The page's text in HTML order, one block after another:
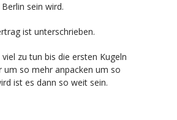
sein wird.
ist unterschrieben.
viel zu tun bis die ersten Kugeln
um so mehr anpacken um so
ist es dann so weit sein.